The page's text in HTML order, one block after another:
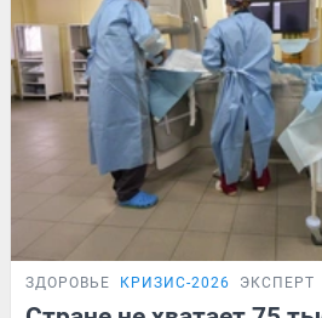
ЗДОРОВЬЕ КРИЗИС-2026 ЭКСПЕРТ